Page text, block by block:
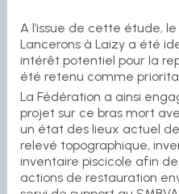
A l’issue de cette étude,
Lancerons à Laizy a été
intérêt potentiel pour la
été retenu comme
La Fédération a ainsi
projet sur ce bras mort
un état des lieux actuel
relevé topographique,
inventaire piscicole afin
actions de restauration